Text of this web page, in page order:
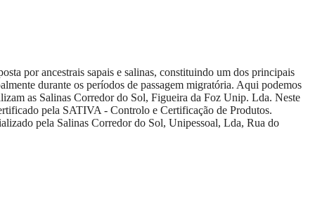
por ancestrais sapais e salinas, constituindo um dos principais
durante os períodos de passagem migratória. Aqui podemos
as Salinas Corredor do Sol, Figueira da Foz Unip. Lda. Neste
pela SATIVA - Controlo e Certificação de Produtos.
Salinas Corredor do Sol, Unipessoal, Lda, Rua do